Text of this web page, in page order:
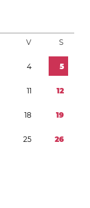
V S
4 5
11 12
18 19
25 26